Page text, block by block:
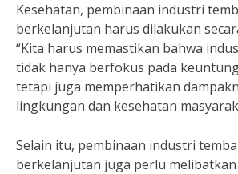
Kesehatan, pembinaan industri
berkelanjutan harus dilakukan
“Kita harus memastikan bahwa
tidak hanya berfokus pada
tetapi juga memperhatikan
lingkungan dan kesehatan
Selain itu, pembinaan industri
berkelanjutan juga perlu